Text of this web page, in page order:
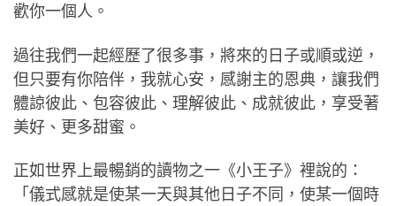
歡你一個人。
過往我們一起經歷了很多事，將來的日子或順或逆，
但只要有你陪伴，我就心安，感謝主的恩典，讓我們
體諒彼此、包容彼此、理解彼此、成就彼此，享受著
美好、更多甜蜜。
正如世界上最暢銷的讀物之一《小王子》裡說的：
「儀式感就是使某一天與其他日子不同，使某一個時